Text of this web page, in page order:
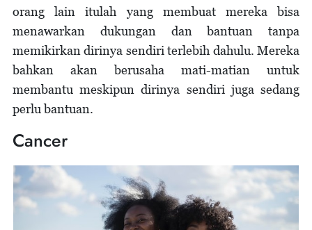
orang lain itulah yang membuat mereka bisa
menawarkan dukungan dan bantuan tanpa
memikirkan dirinya sendiri terlebih dahulu. Mereka
bahkan akan berusaha mati-matian untuk
membantu meskipun dirinya sendiri juga sedang
perlu bantuan.
Cancer